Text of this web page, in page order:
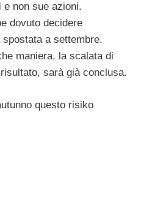
e non sue azioni.
dovuto decidere
a settembre.
maniera, la scalata di
sarà già conclusa.
questo risiko